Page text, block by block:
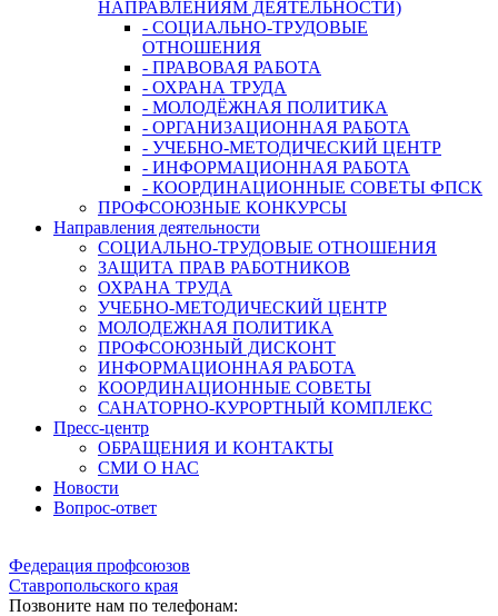
НАПРАВЛЕНИЯМ ДЕЯТЕЛЬНОСТИ)
- СОЦИАЛЬНО-ТРУДОВЫЕ
ОТНОШЕНИЯ
- ПРАВОВАЯ РАБОТА
- ОХРАНА ТРУДА
- МОЛОДЁЖНАЯ ПОЛИТИКА
- ОРГАНИЗАЦИОННАЯ РАБОТА
- УЧЕБНО-МЕТОДИЧЕСКИЙ ЦЕНТР
- ИНФОРМАЦИОННАЯ РАБОТА
- КООРДИНАЦИОННЫЕ СОВЕТЫ ФПСК
ПРОФСОЮЗНЫЕ КОНКУРСЫ
Направления деятельности
СОЦИАЛЬНО-ТРУДОВЫЕ ОТНОШЕНИЯ
ЗАЩИТА ПРАВ РАБОТНИКОВ
ОХРАНА ТРУДА
УЧЕБНО-МЕТОДИЧЕСКИЙ ЦЕНТР
МОЛОДЕЖНАЯ ПОЛИТИКА
ПРОФСОЮЗНЫЙ ДИСКОНТ
ИНФОРМАЦИОННАЯ РАБОТА
КООРДИНАЦИОННЫЕ СОВЕТЫ
САНАТОРНО-КУРОРТНЫЙ КОМПЛЕКС
Пресс-центр
ОБРАЩЕНИЯ И КОНТАКТЫ
СМИ О НАС
Новости
Вопрос-ответ
Федерация профсоюзов
Ставропольского края
Позвоните нам по телефонам: